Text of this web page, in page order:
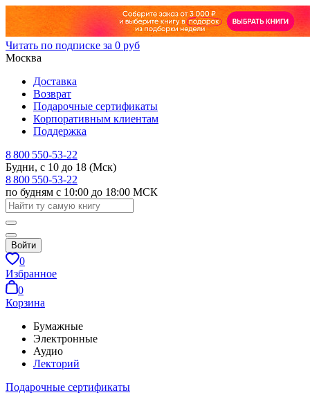
Читать по подписке за 0 руб
Москва
Доставка
Возврат
Подарочные сертификаты
Корпоративным клиентам
Поддержка
8 800 550-53-22
Будни, с 10 до 18 (Мск)
8 800 550-53-22
по будням с 10:00 до 18:00 МСК
Войти
0
Избранное
0
Корзина
Бумажные
Электронные
Аудио
Лекторий
Подарочные сертификаты